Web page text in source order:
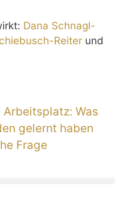
Dana Schnagl-
Reiter und
Was
gelernt haben
Frage